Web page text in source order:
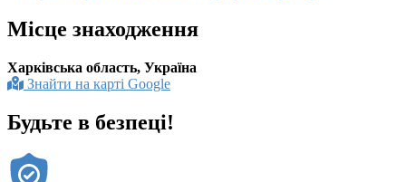
Місце знаходження
Харківська область, Україна
Знайти на карті Google
Будьте в безпеці!